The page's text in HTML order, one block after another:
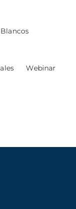
Webinar